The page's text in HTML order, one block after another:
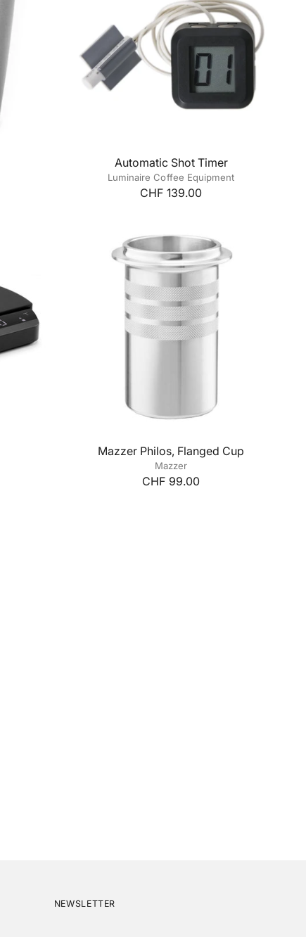
Automatic Shot Timer
Luminaire Coffee Equipment
CHF 139.00
Mazzer Philos, Flanged Cup
Mazzer
CHF 99.00
NEWSLETTER